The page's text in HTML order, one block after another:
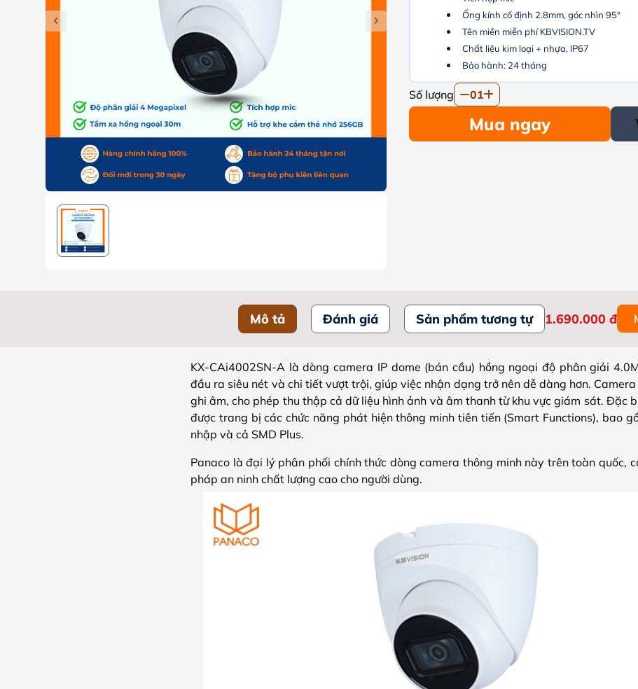
Ống kính cố định 2.8mm, góc nhìn 95°
Tên miền miễn phí KBVISION.TV
Chất liệu kim loại + nhựa, IP67
Bảo hành: 24 tháng
Số lượng 01
Mua ngay
Mô tả Đánh giá Sản phẩm tương tự 1.690.000 đ
KX-CAi4002SN-A là dòng camera IP dome (bán cầu) hồng ngoại độ phân giải
đầu ra siêu nét và chi tiết vượt trội, giúp việc nhận dạng trở nên dễ dàng hơn.
ghi âm, cho phép thu thập cả dữ liệu hình ảnh và âm thanh từ khu vực giám sát. Đặc
được trang bị các chức năng phát hiện thông minh tiên tiến (Smart Functions), bao
nhập và cả SMD Plus.
Panaco là đại lý phân phối chính thức dòng camera thông minh này trên toàn quốc,
pháp an ninh chất lượng cao cho người dùng.